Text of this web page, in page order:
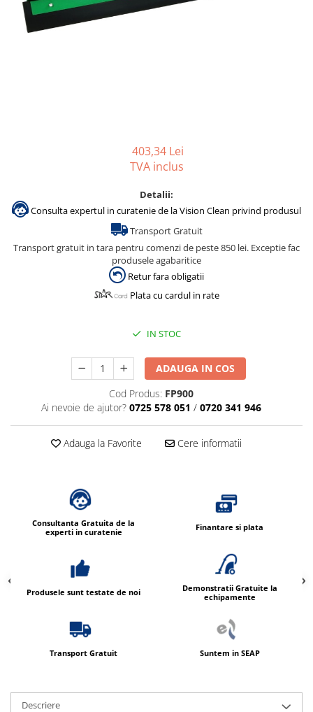
Gama de cosmetice hoteliere
Salvatore Ferragamo
403,34 Lei
TVA inclus
Detalii:
Consulta expertul in curatenie de la Vision Clean privind produsul
Transport Gratuit
Transport gratuit in tara pentru comenzi de peste 850 lei. Exceptie fac
produsele agabaritice
Retur fara obligatii
Plata cu cardul in rate
IN STOC
ADAUGA IN COS
Cod Produs: FP900
Ai nevoie de ajutor? 0725 578 051 / 0720 341 946
Adauga la Favorite Cere informatii
Consultanta Gratuita de la
experti in curatenie
Finantare si plata
Produsele sunt testate de noi
Demonstratii Gratuite la
echipamente
Transport Gratuit Suntem in SEAP
Descriere